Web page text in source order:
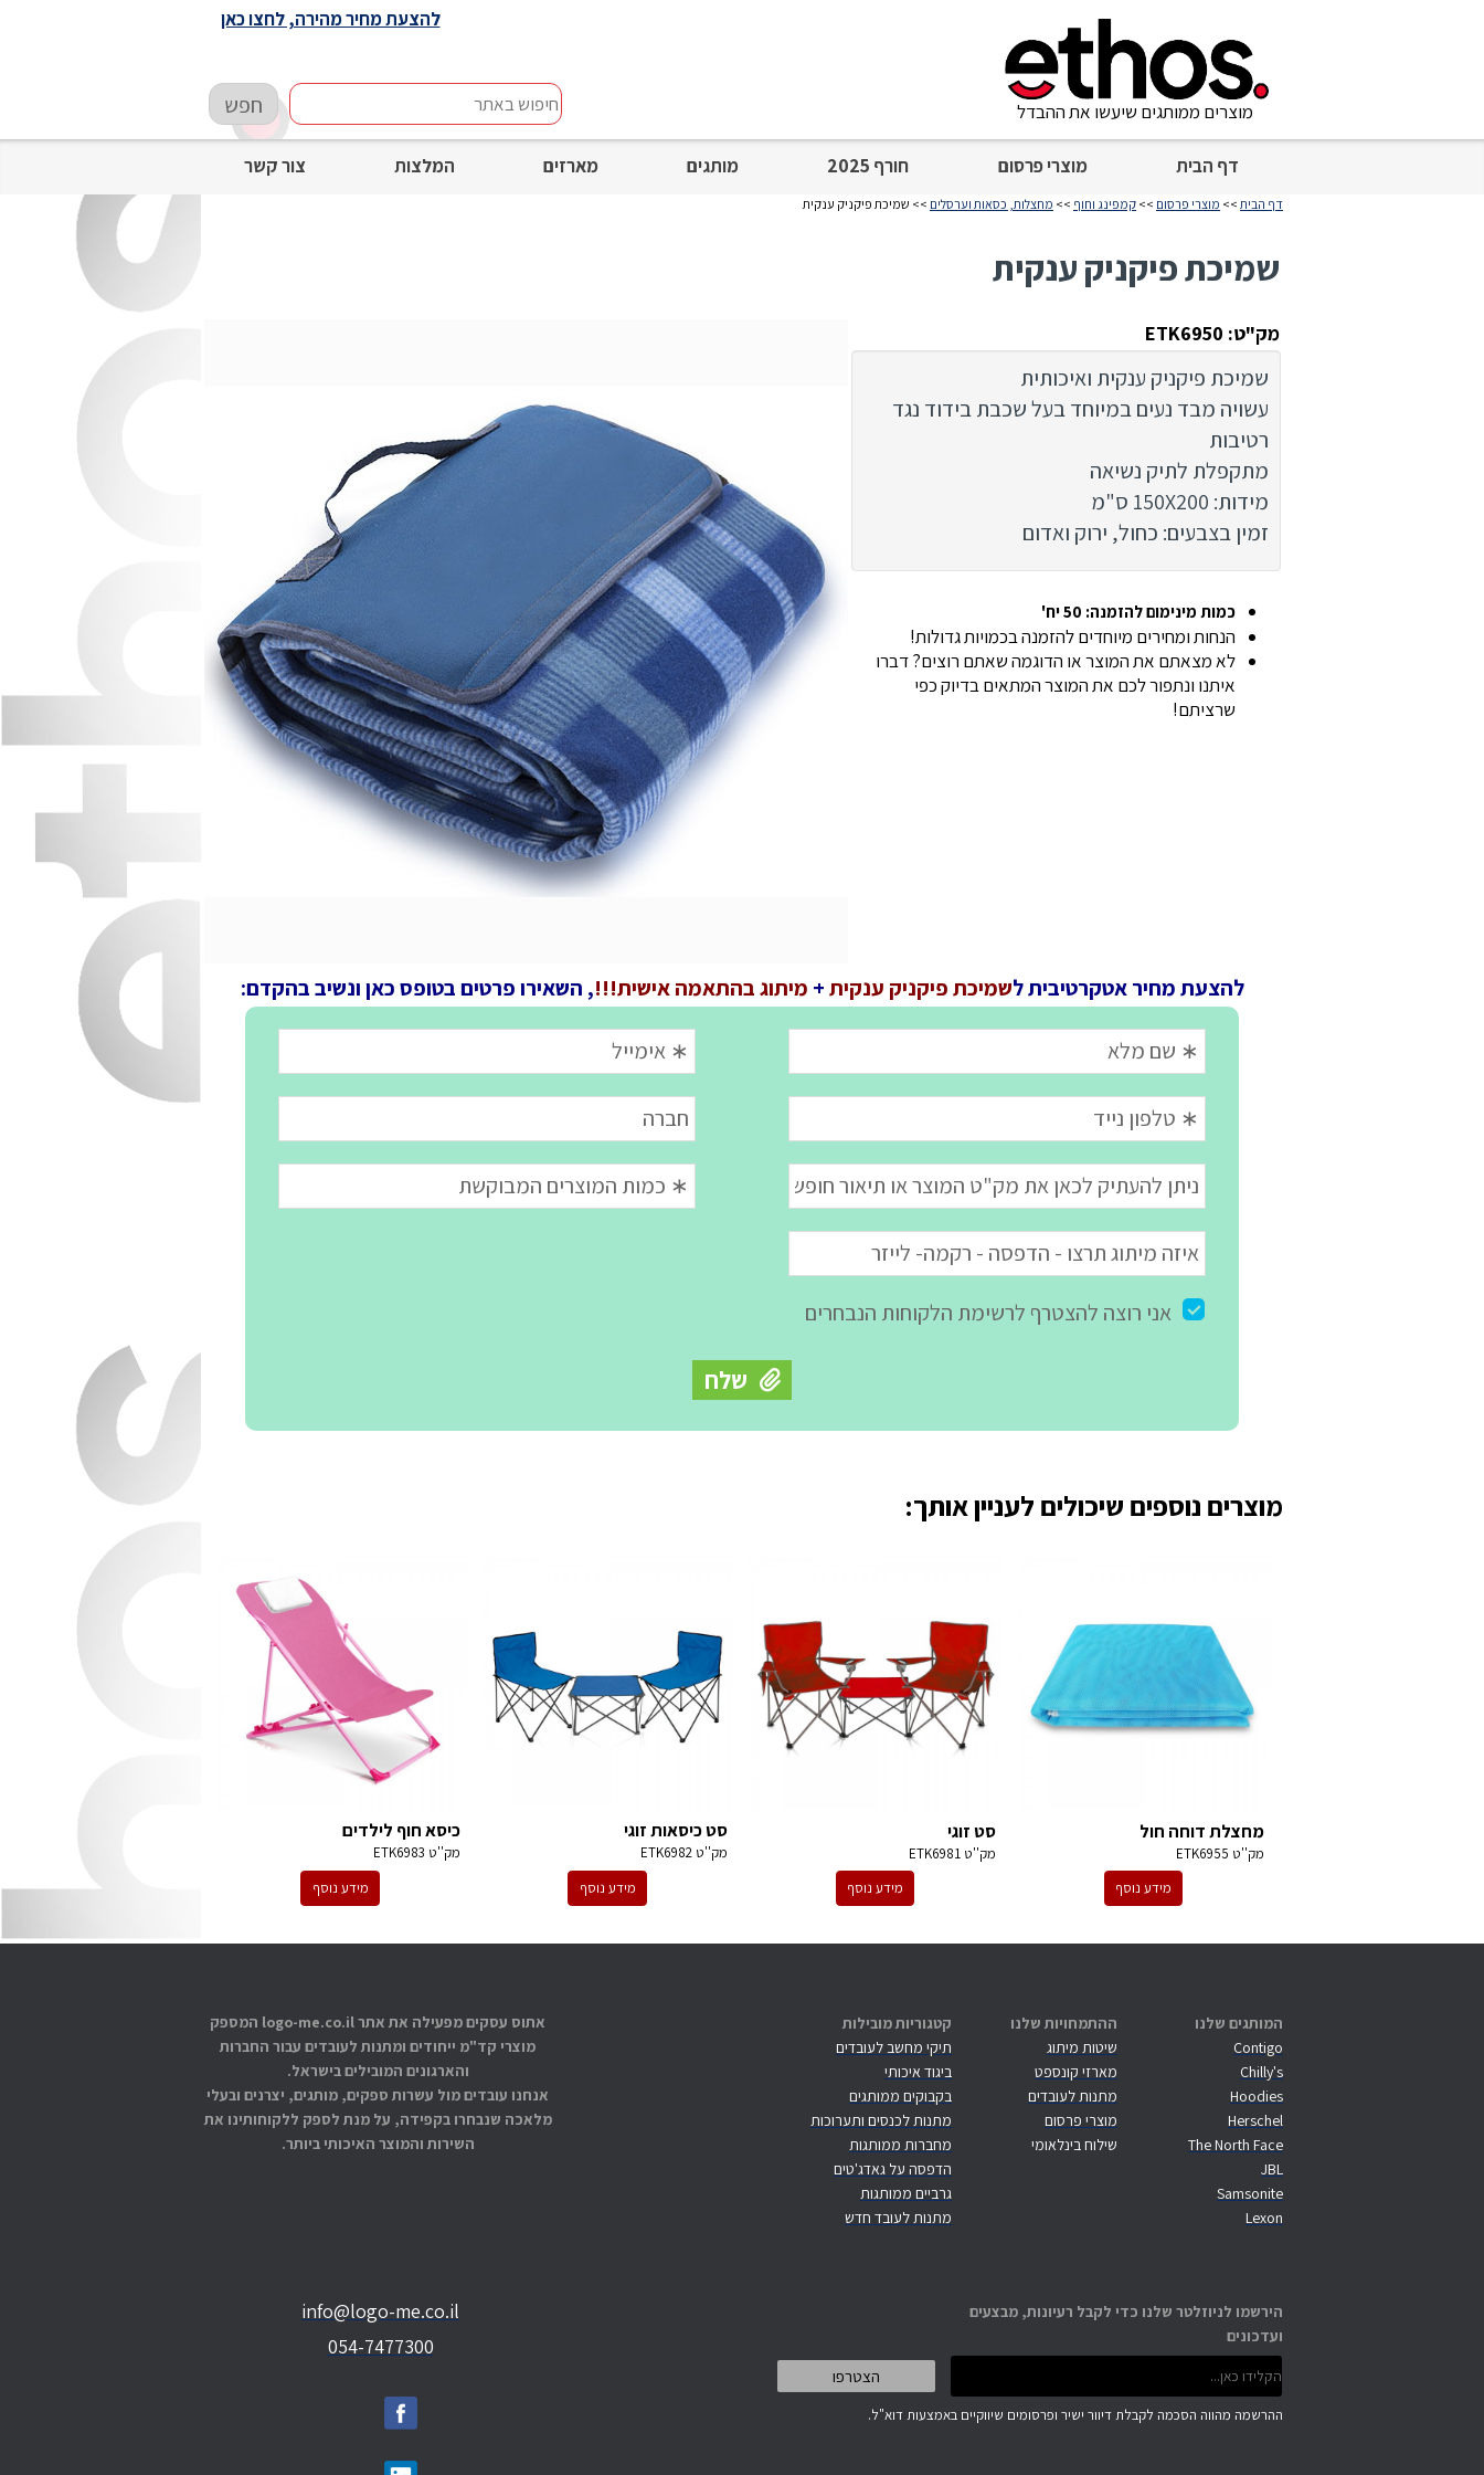
דף הבית מוצרי פרסום חורף 2025 מותגים מארזים המלצות צור קשר
חיפוש
באתר
חפש מוצרים ממותגים שיעשו את ההבדל
להצעת מחיר מהירה, לחצו כאן
דף הבית >> מוצרי פרסום >> קמפינג וחוף >> מחצלות, כסאות וערסלים >> שמיכת פיקניק ענקית
שמיכת פיקניק ענקית
מק"ט: ETK6950
שמיכת פיקניק ענקית ואיכותית
עשויה מבד נעים במיוחד בעל שכבת בידוד נגד
רטיבות
מתקפלת לתיק נשיאה
מידות: 150X200 ס"מ
זמין בצבעים: כחול, ירוק ואדום
כמות מינימום להזמנה: 50 יח'
הנחות ומחירים מיוחדים להזמנה בכמויות גדולות!
לא מצאתם את המוצר או הדוגמה שאתם רוצים? דברו
איתנו ונתפור לכם את המוצר המתאים בדיוק כפי
שרציתם!
להצעת מחיר אטקרטיבית לשמיכת פיקניק ענקית+ מיתוג בהתאמה אישית!!!, השאירו פרטים בטופס כאן ונשיב בהקדם:
מוצרים נוספים שיכולים לעניין אותך:
מחצלת דוחה חול
מק''ט ETK6955
מידע נוסף
סט זוגי
מק''טETK6981
מידע נוסף
סט כיסאות זוגי
מק''טETK6982
מידע נוסף
כיסא חוף לילדים
מק''ט ETK6983
מידע נוסף
המותגים שלנו
Contigo
Chilly's
Hoodies
Herschel
The North Face
JBL
Samsonite
Lexon
ההתמחויות שלנו
שיטות מיתוג
מארזי קונספט
מתנות לעובדים
מוצרי פרסום
שילוח בינלאומי
קטגוריות מובילות
תיקי מחשב לעובדים
ביגוד איכותי
בקבוקים ממותגים
מתנות לכנסים ותערוכות
מחברות ממותגות
הדפסה על גאדג'טים
גרביים ממותגות
מתנות לעובד חדש
אתוס עסקים מפעילה את אתר logo-me.co.il המספק
מוצרי קד"מ ייחודים ומתנות לעובדים עבור החברות
והארגונים המובילים בישראל.
אנחנו עובדים מול עשרות ספקים, מותגים, יצרנים ובעלי
מלאכה שנבחרו בקפידה, על מנת לספק ללקוחותינו את
השירות והמוצר האיכותי ביותר.
הירשמו לניוזלטר שלנו כדי לקבל רעיונות, מבצעים
ועדכונים
info@logo-me.co.il
054-7477300
ההרשמה מהווה הסכמה לקבלת דיוור ישיר ופרסומים שיווקיים באמצעות דוא"ל.